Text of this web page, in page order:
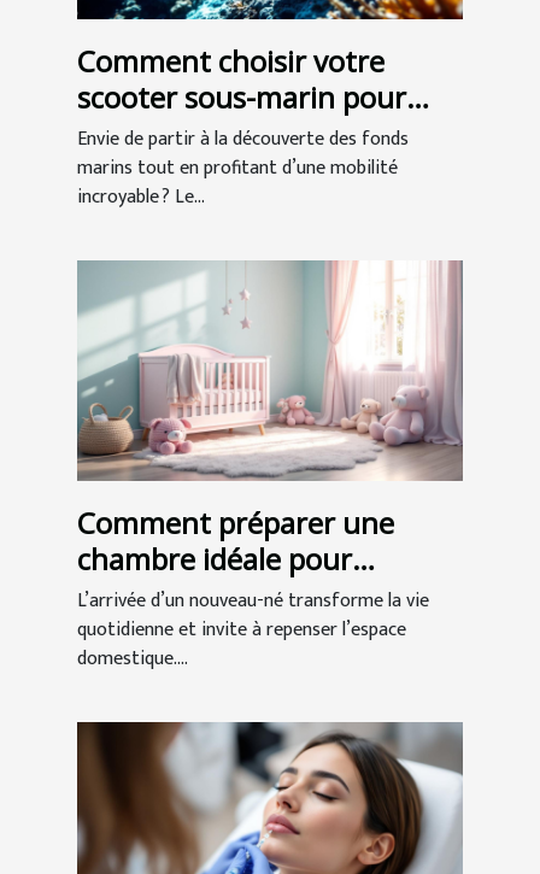
Comment choisir votre
scooter sous-marin pour
l'exploration ?
Envie de partir à la découverte des fonds
marins tout en profitant d’une mobilité
incroyable ? Le...
Comment préparer une
chambre idéale pour
l'arrivée de bébé ?
L’arrivée d’un nouveau-né transforme la vie
quotidienne et invite à repenser l’espace
domestique....